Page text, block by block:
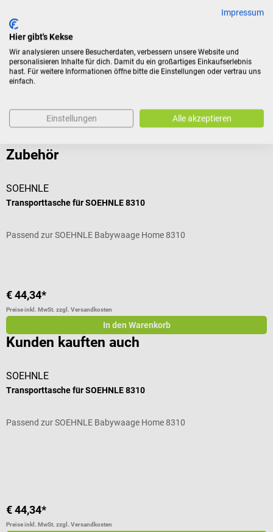
Produktidentifikation
Dokumente
Zubehör
SOEHNLE
Transporttasche für SOEHNLE 8310
Passend zur SOEHNLE Babywaage Home 8310
€ 44,34*
Preise inkl. MwSt. zzgl. Versandkosten
In den Warenkorb
Kunden kauften auch
SOEHNLE
Transporttasche für SOEHNLE 8310
Passend zur SOEHNLE Babywaage Home 8310
€ 44,34*
Preise inkl. MwSt. zzgl. Versandkosten
Impressum
Hier gibt's Kekse
Wir analysieren unsere Besucherdaten, verbessern unsere Website und
personalisieren Inhalte für dich. Damit du ein großartiges Einkaufserlebnis
hast. Für weitere Informationen öffne bitte die Einstellungen oder vertrau uns
einfach.
Einstellungen Alle akzeptieren